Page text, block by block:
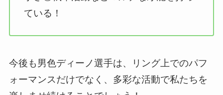
ている！
今後も男色ディーノ選手は、リング上でのパフ
ォーマンスだけでなく、多彩な活動で私たちを